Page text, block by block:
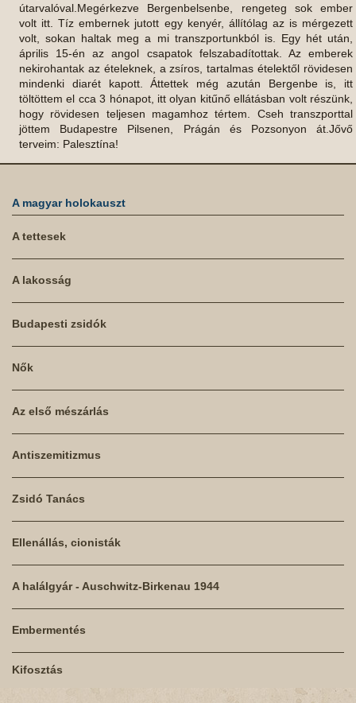
útarvalóval.Megérkezve Bergenbelsenbe, rengeteg sok ember
volt itt. Tíz embernek jutott egy kenyér, állítólag az is mérgezett
volt, sokan haltak meg a mi transzportunkból is. Egy hét után,
április 15-én az angol csapatok felszabadítottak. Az emberek
nekirohantak az ételeknek, a zsíros, tartalmas ételektől rövidesen
mindenki diarét kapott. Áttettek még azután Bergenbe is, itt
töltöttem el cca 3 hónapot, itt olyan kitűnő ellátásban volt részünk,
hogy rövidesen teljesen magamhoz tértem. Cseh transzporttal
jöttem Budapestre Pilsenen, Prágán és Pozsonyon át.Jővő
terveim: Palesztína!
A magyar holokauszt
A tettesek
A lakosság
Budapesti zsidók
Nők
Az első mészárlás
Antiszemitizmus
Zsidó Tanács
Ellenállás, cionisták
A halálgyár - Auschwitz-Birkenau 1944
Embermentés
Kifosztás